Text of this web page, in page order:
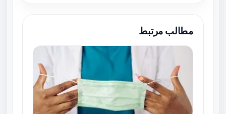
مطالب مرتبط